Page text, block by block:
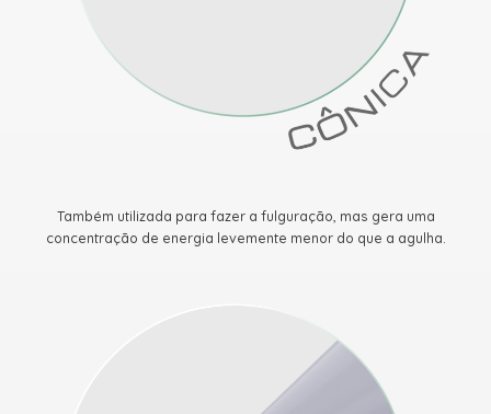
Também utilizada para fazer a fulguração, mas gera uma
concentração de energia levemente menor do que a agulha.